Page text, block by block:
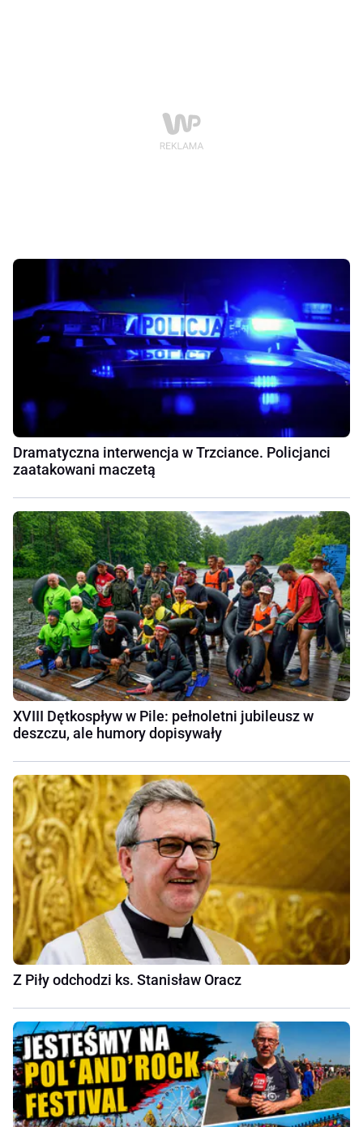
Dramatyczna interwencja w Trzciance. Policjanci
zaatakowani maczetą
XVIII Dętkospływ w Pile: pełnoletni jubileusz w
deszczu, ale humory dopisywały
Z Piły odchodzi ks. Stanisław Oracz